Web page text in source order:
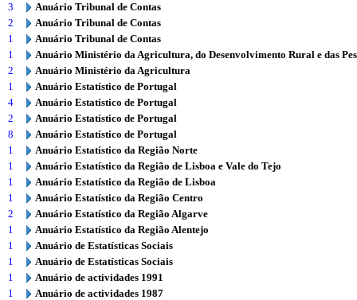
3
Anuário Tribunal de Contas
2
Anuário Tribunal de Contas
1
Anuário Tribunal de Contas
1
Anuário Ministério da Agricultura, do Desenvolvimento Rural e das
2
Anuário Ministério da Agricultura
1
Anuário Estatístico de Portugal
4
Anuário Estatístico de Portugal
2
Anuário Estatístico de Portugal
8
Anuário Estatístico de Portugal
1
Anuário Estatístico da Região Norte
1
Anuário Estatístico da Região de Lisboa e Vale do Tejo
1
Anuário Estatístico da Região de Lisboa
1
Anuário Estatístico da Região Centro
2
Anuário Estatístico da Região Algarve
1
Anuário Estatístico da Região Alentejo
1
Anuário de Estatísticas Sociais
1
Anuário de Estatísticas Sociais
1
Anuário de actividades 1991
1
Anuário de actividades 1987